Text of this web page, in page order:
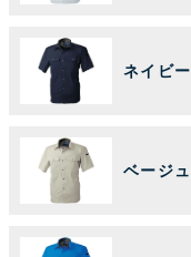
ネイビー
ベージュ